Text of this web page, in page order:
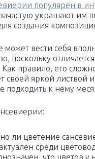
популярен в
украшают им
создания
может вести себя
поскольку
правило, его
своей яркой листвой
подходить к нему
ли цветение
среди
что цветов у